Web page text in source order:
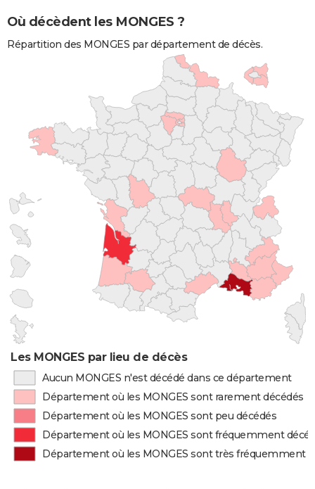
Où décèdent les MONGES ?
Répartition des MONGES par département de décès.
Les MONGES par lieu de décès
Aucun MONGES n'est décédé dans ce département
Département où les MONGES sont rarement décédés
Département où les MONGES sont peu décédés
Département où les MONGES sont fréquemment
Département où les MONGES sont très fréquemment